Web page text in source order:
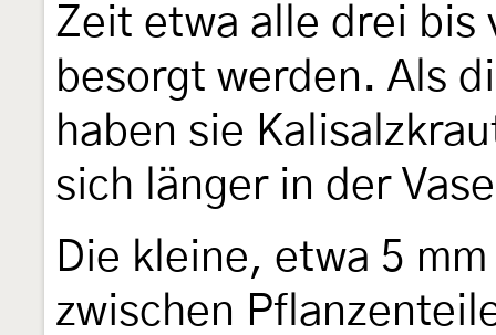
Zeit etwa alle drei bis
besorgt werden. Als
haben sie
sich länger in der
Die kleine, etwa 5
zwischen